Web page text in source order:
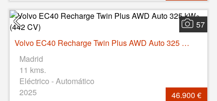
57
Volvo EC40 Recharge Twin Plus AWD Auto 325 kW (442 CV)
Madrid
11 kms.
Eléctrico - Automático
2025
46.900 €